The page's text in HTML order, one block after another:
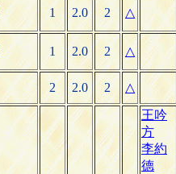
1 2.0 2 △
1 2.0 2 △
2 2.0 2 △
王吟
方
李約
德